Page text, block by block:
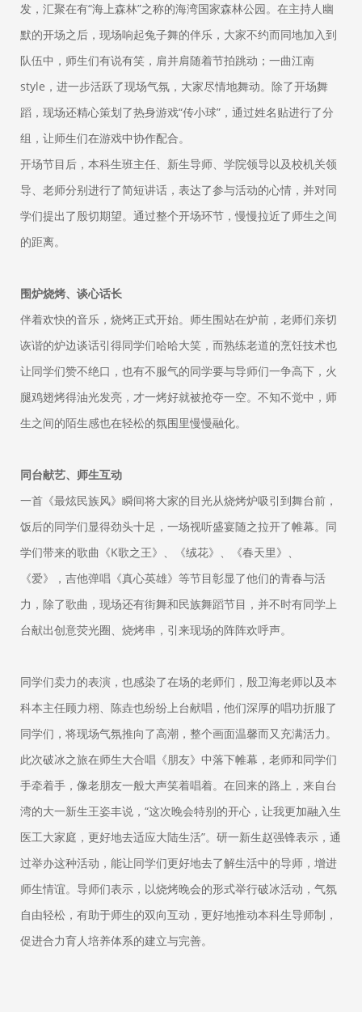
发，汇聚在有“海上森林”之称的海湾国家森林公园。在主持人幽
默的开场之后，现场响起兔子舞的伴乐，大家不约而同地加入到
队伍中，师生们有说有笑，肩并肩随着节拍跳动；一曲江南
style，进一步活跃了现场气氛，大家尽情地舞动。除了开场舞
蹈，现场还精心策划了热身游戏“传小球”，通过姓名贴进行了分
组，让师生们在游戏中协作配合。
开场节目后，本科生班主任、新生导师、学院领导以及校机关领
导、老师分别进行了简短讲话，表达了参与活动的心情，并对同
学们提出了殷切期望。通过整个开场环节，慢慢拉近了师生之间
的距离。
围炉烧烤、谈心话长
伴着欢快的音乐，烧烤正式开始。师生围站在炉前，老师们亲切
诙谐的炉边谈话引得同学们哈哈大笑，而熟练老道的烹饪技术也
让同学们赞不绝口，也有不服气的同学要与导师们一争高下，火
腿鸡翅烤得油光发亮，才一烤好就被抢夺一空。不知不觉中，师
生之间的陌生感也在轻松的氛围里慢慢融化。
同台献艺、师生互动
一首《最炫民族风》瞬间将大家的目光从烧烤炉吸引到舞台前，
饭后的同学们显得劲头十足，一场视听盛宴随之拉开了帷幕。同
学们带来的歌曲《K歌之王》、《绒花》、《春天里》、
《爱》，吉他弹唱《真心英雄》等节目彰显了他们的青春与活
力，除了歌曲，现场还有街舞和民族舞蹈节目，并不时有同学上
台献出创意荧光圈、烧烤串，引来现场的阵阵欢呼声。
同学们卖力的表演，也感染了在场的老师们，殷卫海老师以及本
科本主任顾力栩、陈垚也纷纷上台献唱，他们深厚的唱功折服了
同学们，将现场气氛推向了高潮，整个画面温馨而又充满活力。
此次破冰之旅在师生大合唱《朋友》中落下帷幕，老师和同学们
手牵着手，像老朋友一般大声笑着唱着。在回来的路上，来自台
湾的大一新生王姿丰说，“这次晚会特别的开心，让我更加融入生
医工大家庭，更好地去适应大陆生活”。研一新生赵强锋表示，通
过举办这种活动，能让同学们更好地去了解生活中的导师，增进
师生情谊。导师们表示，以烧烤晚会的形式举行破冰活动，气氛
自由轻松，有助于师生的双向互动，更好地推动本科生导师制，
促进合力育人培养体系的建立与完善。